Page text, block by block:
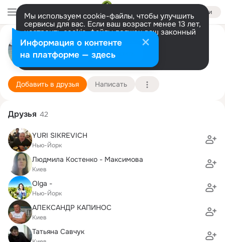
Войти
Мы используем cookie-файлы, чтобы улучшить
сервисы для вас. Если ваш возраст менее 13 лет,
настроить cookie-файлы должен ваш законный
представитель. Больше информации
Разрешить все Настроить
Elena Sandalova
New York 17 мая Подробнее
Добавить в друзья Написать
Друзья 42
YURI SIKREVICH
Нью-Йорк
Людмила Костенко - Максимова
Киев
Olga -
Нью-Йорк
АЛЕКСАНДР КАПИНОС
Киев
Татьяна Савчук
Информация о контенте
на платформе — здесь